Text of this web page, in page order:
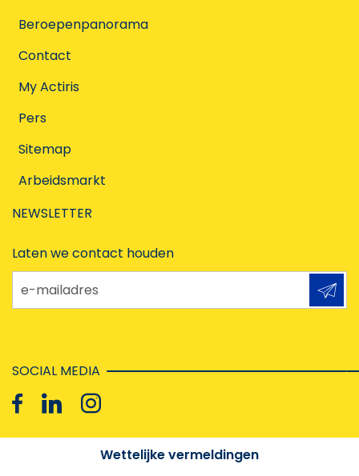
Beroepenpanorama
Contact
My Actiris
Pers
Sitemap
Arbeidsmarkt
NEWSLETTER
Laten we contact houden
e-mailadres
SOCIAL MEDIA
Wettelijke vermeldingen